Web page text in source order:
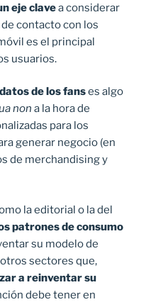
eje clavea considerar
contacto con los
es el principal
usuarios.
de los fanses algo
non a la hora de
para los
generar negocio (en
de merchandising y
la editorial o la del
patrones de consumo
su modelo de
sectores que,
a reinventar su
debe tener en